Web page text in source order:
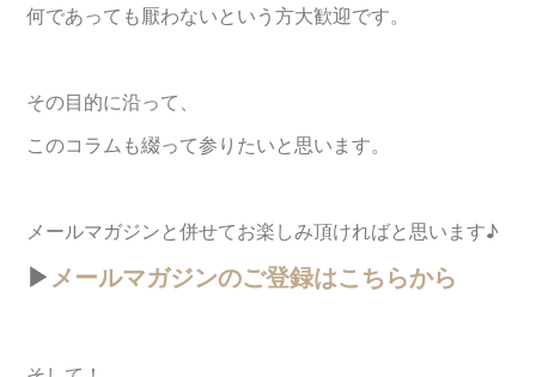
何であっても厭わないという方大歓迎です。
その目的に沿って、
このコラムも綴って参りたいと思います。
メールマガジンと併せてお楽しみ頂ければと思います♪
▶︎メールマガジンのご登録はこちらから